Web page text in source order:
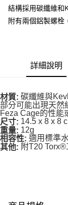
每筆NT$90
付款後全家取貨
每筆NT$60，滿
每筆NT$60，滿
宅配
每筆NT$80
離島宅配
結構採用碳纖維和
附有兩個鋁製螺栓
詳細說明
材質: 碳纖維與
部分可能出現天然
Feza Cage的性能
尺寸: 14.5 x 8 x 8
重量: 12g
相容性: 適用標準
其他: 附T20